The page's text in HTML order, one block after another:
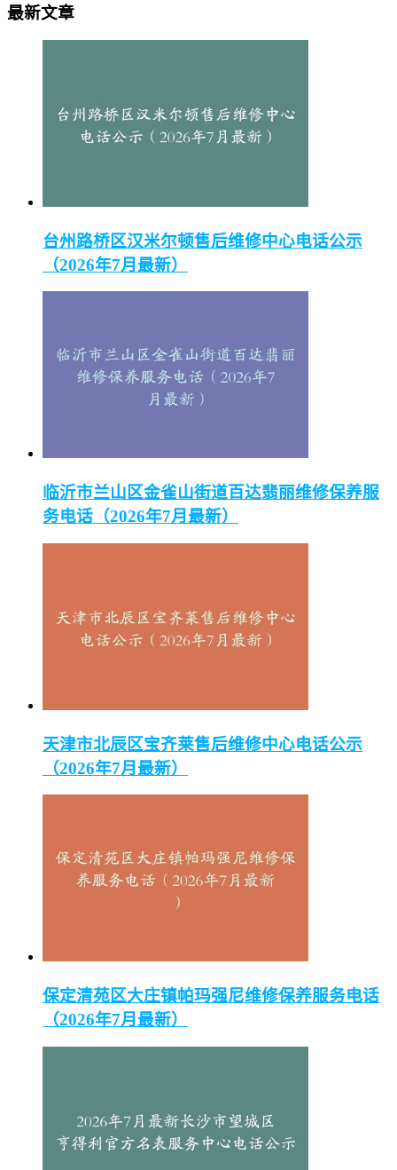
最新文章
台州路桥区汉米尔顿售后维修中心电话公示
（2026年7月最新）
临沂市兰山区金雀山街道百达翡丽维修保养服
务电话（2026年7月最新）
天津市北辰区宝齐莱售后维修中心电话公示
（2026年7月最新）
保定清苑区大庄镇帕玛强尼维修保养服务电话
（2026年7月最新）